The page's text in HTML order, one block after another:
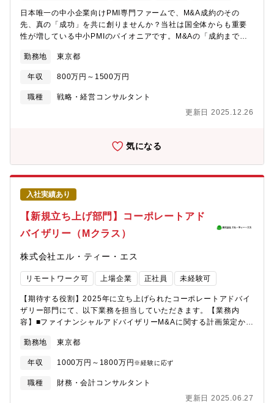
件・M&A未経験者：プロジェクトマネージャーの下でFAまたは仲
介案件の実務を習得【キャリアパス】・未経験者は、プロジェク
トマネージャーの下でM&Aプロセスと実務を習得し、担当業務を
広げる・経験者は、担当案件においてソーシングからエグゼキュ
フレックスタイム制・標準労働時間：1日8時間・残業時間：月平
自ら状況を発信し、必要に応じて周囲へ相談する姿勢を重視して
います。関西エリア91名・税務：19名・会計：16名・M&A：5
バーが在籍しており、セグメントの壁を越えて連携する運営方針
先探索、打診、条件交渉、クロージングまで、一連のプロセスを
す力を養える点が特徴です。2. 上場会社に関係するFA案件への機
会経験に応じて、主に上場会社に関係するFA業務へ関与できま
す。中小企業の仲介に加え、案件規模や形式の幅を広げられま
す。3. 専門家連携と安定した案件チャネル会計士、税理士を含む
専門家の支援を受けながら案件を進められます。案件は既存顧客
と提携先大手金融機関からの紹介が中心で、飛込み営業や無理な
営業ノルマを前提としていません。
日本唯一の中小企業向けPMI専門ファームで、M&A成約のその
先、真の「成功」を共に創りませんか？当社は国全体からも重要
性が増している中小PMIのパイオニアです。M&Aの「成約までの
現へ。PMIは、日本経済における事業存続と発展の要として今後ま
すます注目される大義のある仕事です。【当社で働く魅力】・経
営者のカウンターパートとして事業経営に本気で向き合える他フ
ァームではCFOや担当部門が中心となることが多い中、当社の支
がら。経営判断や組織づくりに深く携わり、その会社全体の成
要日本M&Aセンター系列として、毎年500件を超える安定した潜
在案件があります。自ら営業する必要はなく、プロジェクトの質
に専念できる環境です。・オーダーメイド型のPMI支援当社は画一
的なパッケージではなく、顧客ごとに最適な支援を重視。経営者
と膝を突き合わせて、現場の課題解決や対象会社従業員のモチベ
ーション向上まで真剣に考え抜きます。・組織を自ら大きくでき
る成長環境現在15名規模。設立間もないからこそ、会社とともに
自己成長ができ、将来のマネージャーなど管理職も積極的に狙え
ます。多様なバックグラウンド（銀行、会計、コンサル出身者）
スキル」を体得できるPMIの現場では、数字やシステムの統合だけ
でなく、「人」「組織」「モチベーション」も深く扱います。こ
の経験はAIに代替できない、本物の経営参謀力の修得につながり
（PMIプロジェクト参画）、課題整理、優先順位付け、アクション
プラン設計経営者や担当者と密な信頼関係を築き、現場での課題
や将来ビジョンの策定をリード従業員ヒアリングや改善案の提
示、施策の経営インパクトや優先度評価、現場・経営層双方への
慮したコミュニケーションも重視。・組織、人事評価制度等の改
合推進【特徴】・社長、経営幹部と密に連携し、トップダウンだ
けでなく現場参加型の施策企画・実行を実現。・社員インタビュ
勤務地 東京都
年収 800万円～1500万円
職種
戦略・経営コンサルタント
更新日 2025.12.26
気になる
入社実績あり
【新規立ち上げ部門】コーポレートアド
バイザリー（Mクラス）
株式会社エル・ティー・エス
リモートワーク可 上場企業 正社員 未経験可
【期待する役割】2025年に立ち上げられたコーポレートアドバイ
ザリー部門にて、以下業務を担当していただきます。【業務内
容】■ファイナンシャルアドバイザリーM&Aに関する計画策定から
グ顧客経営層や企画部門に対し、業種知見をベースとした経営・
事業戦略提案により 有償のコンサルティングやM&Aアドバイザリ
ーの案件創出を図る。■産業調査アナリスト特定の産業における市
場や企業の情報を収集・分析し、情報発信・CxOアプローチ、 案
勤務地 東京都
年収 1000万円～1800万円 ※経験に応ず
職種
財務・会計コンサルタント
更新日 2025.06.27